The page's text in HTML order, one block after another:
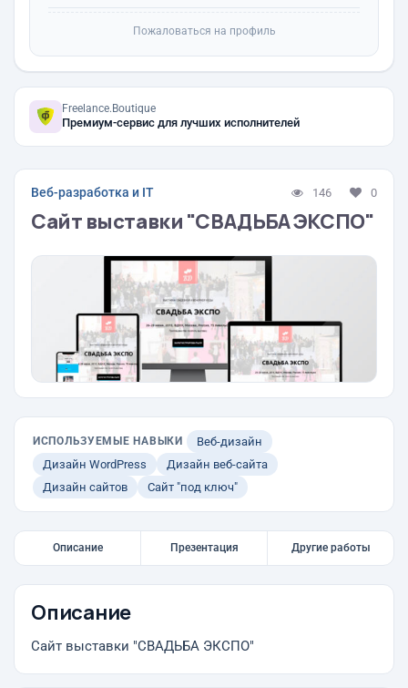
Пожаловаться на профиль
Freelance.Boutique
Премиум-сервис для лучших исполнителей
Веб-разработка и IT 146 0
Сайт выставки "СВАДЬБА ЭКСПО"
ИСПОЛЬЗУЕМЫЕ НАВЫКИ
Веб-дизайн
Дизайн WordPress
Дизайн веб-сайта
Дизайн сайтов
Сайт "под ключ"
Описание Презентация Другие работы
Описание
Сайт выставки "СВАДЬБА ЭКСПО"